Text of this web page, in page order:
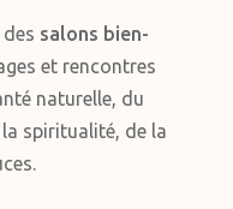
salons bien-
et rencontres
naturelle, du
spiritualité, de la